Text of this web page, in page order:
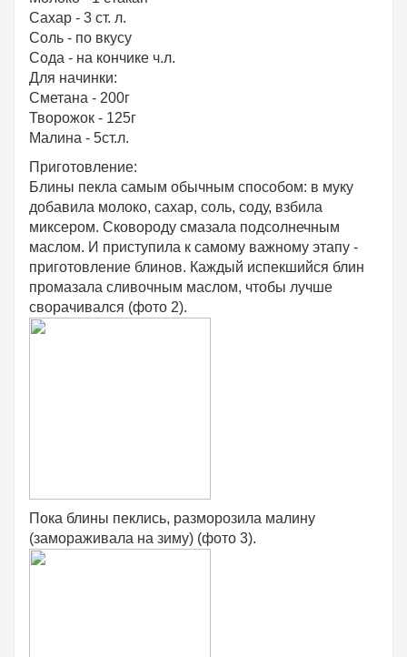
Сахар - 3 ст. л.
Соль - по вкусу
Сода - на кончике ч.л.
Для начинки:
Сметана - 200г
Творожок - 125г
Малина - 5ст.л.
Приготовление:
Блины пекла самым обычным способом: в муку
добавила молоко, сахар, соль, соду, взбила
миксером. Сковороду смазала подсолнечным
маслом. И приступила к самому важному этапу -
приготовление блинов. Каждый испекшийся блин
промазала сливочным маслом, чтобы лучше
сворачивался (фото 2).
Пока блины пеклись, разморозила малину
(замораживала на зиму) (фото 3).